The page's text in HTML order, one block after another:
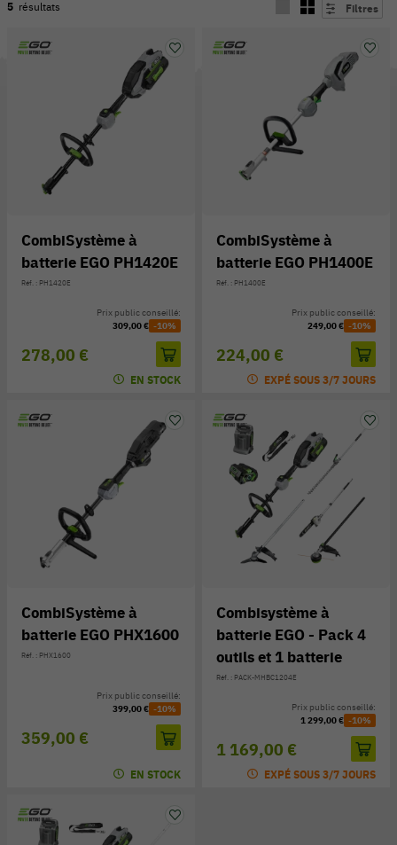
5 résultats Filtres
CombiSystème à
batterie EGO PH1420E
Réf. : PH1420E
278,00 €
Prix public conseillé:
309,00 € -10%
EN STOCK
CombiSystème à
batterie EGO PH1400E
Réf. : PH1400E
224,00 €
Prix public conseillé:
249,00 € -10%
EXPÉ SOUS 3/7 JOURS
CombiSystème à
batterie EGO PHX1600
Réf. : PHX1600
359,00 €
Prix public conseillé:
399,00 € -10%
EN STOCK
Combisystème à
batterie EGO - Pack 4
outils et 1 batterie
Réf. : PACK-MHBC1204E
1 169,00 €
Prix public conseillé:
1 299,00 € -10%
EXPÉ SOUS 3/7 JOURS